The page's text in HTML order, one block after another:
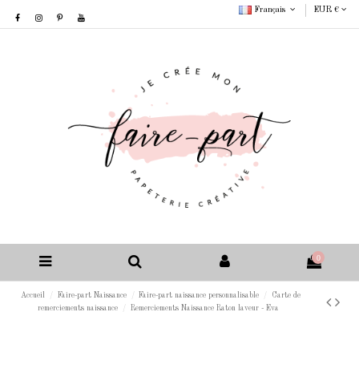
Français EUR €
0
Accueil Faire-part Naissance Faire-part naissance personnalisable
Carte de
remerciements naissance
Remerciements Naissance Raton laveur - Eva